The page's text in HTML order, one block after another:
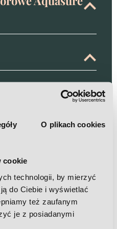
O plikach cookies
cookie
technologii, by mierzyć
do Ciebie i wyświetlać
też zaufanym
je z posiadanymi